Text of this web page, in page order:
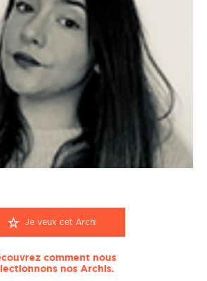
Je veux cet Archi
comment nous
nos Archis.